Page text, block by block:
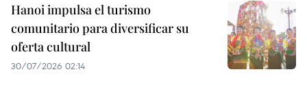
Hanoi impulsa el turismo
comunitario para diversificar su
oferta cultural
30/07/2026 02:14